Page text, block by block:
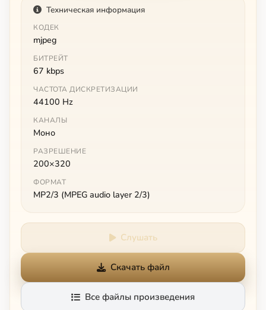
Техническая информация
КОДЕК
mjpeg
БИТРЕЙТ
67 kbps
ЧАСТОТА ДИСКРЕТИЗАЦИИ
44100 Hz
КАНАЛЫ
Моно
РАЗРЕШЕНИЕ
200×320
ФОРМАТ
MP2/3 (MPEG audio layer 2/3)
Слушать
Скачать файл
Все файлы произведения